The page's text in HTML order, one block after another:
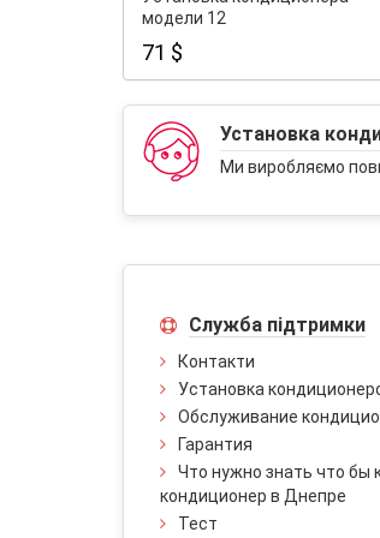
модели 12
71 $
Установка
Ми виробляємо
Служба підтримки
Контакти
Установка
Обслуживание
Гарантия
Что нужно знать что бы
кондиционер в Днепре
Тест